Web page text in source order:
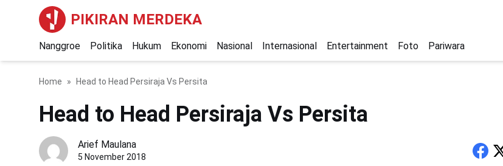
PIKIRAN MERDEKA
Nanggroe Politika Hukum Ekonomi Nasional Internasional Entertainment Foto Pariwara
Home Head to Head Persiraja Vs Persita
Head to Head Persiraja Vs Persita
Arief Maulana
5 November 2018